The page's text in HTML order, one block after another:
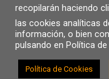
AVISO LEGAL
POLÍTICA INTEGRADA
© 2018
recopilarán haciendo
las cookies analíticas
información, o bien
pulsando en Política
Política de Cookies